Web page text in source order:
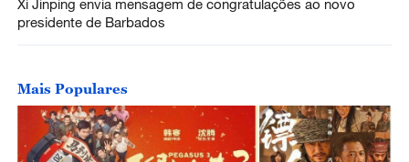
Xi Jinping envia mensagem de congratulações ao novo
presidente de Barbados
Mais Populares